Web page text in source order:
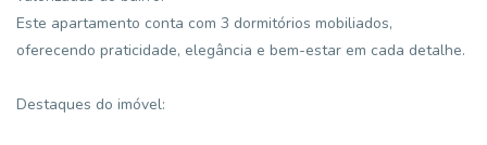
Este apartamento conta com 3 dormitórios mobiliados,
oferecendo praticidade, elegância e bem-estar em cada detalhe.
Destaques do imóvel: